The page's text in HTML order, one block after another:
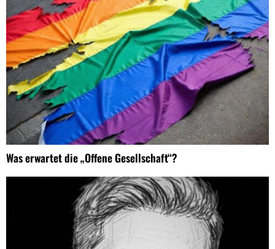
Was erwartet die „Offene Gesellschaft“?